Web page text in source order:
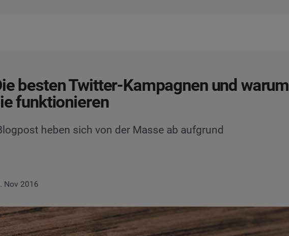
besten Twitter-Kampagnen und warum
funktionieren
heben sich von der Masse ab aufgrund
Nov 2016